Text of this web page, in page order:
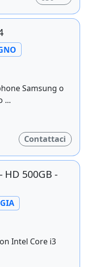
Samsung o
...
Contattaci
HD 500GB -
Intel Core i3